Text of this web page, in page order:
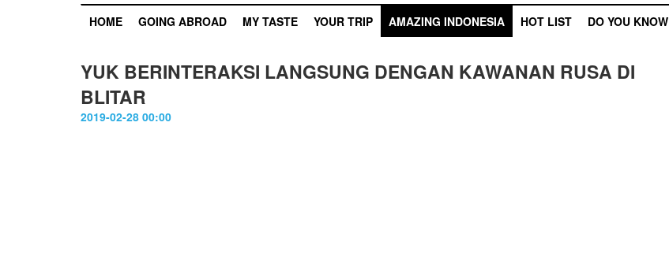
HOME GOING ABROAD MY TASTE YOUR TRIP AMAZING INDONESIA HOT LIST DO YOU KNOW
YUK BERINTERAKSI LANGSUNG DENGAN KAWANAN RUSA DI
BLITAR
2019-02-28 00:00